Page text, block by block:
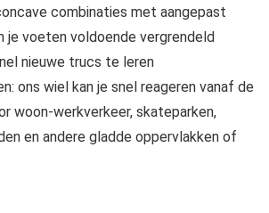
combinaties met aangepast
je voeten voldoende vergrendeld
nieuwe trucs te leren
ons wiel kan je snel reageren vanaf de
woon-werkverkeer, skateparken,
en andere gladde oppervlakken of